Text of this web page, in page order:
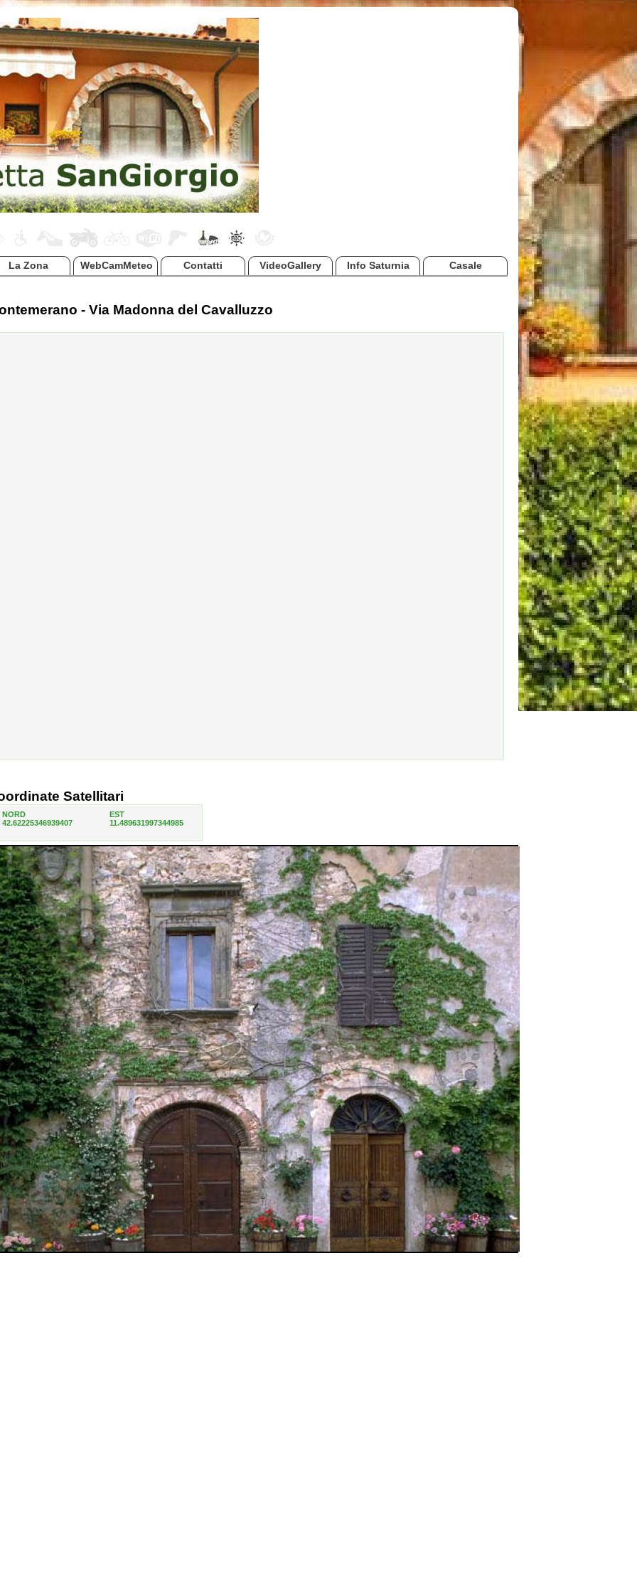
La Zona WebCamMeteo Contatti VideoGallery Info Saturnia Casale
- Via Madonna del Cavalluzzo
Satellitari
NORD
42.62225346939407
EST
11.489631997344985